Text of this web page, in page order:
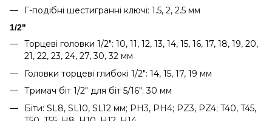
Г-подібні шестигранні ключі: 1.5, 2, 2.5 мм
1/2"
Торцеві головки 1/2": 10, 11, 12, 13, 14, 15, 16, 17, 18, 19, 20,
21, 22, 23, 24, 27, 30, 32 мм
Головки торцеві глибокі 1/2": 14, 15, 17, 19 мм
Тримач біт 1/2" для біт 5/16": 30 мм
Біти: SL8, SL10, SL12 мм; PH3, PH4; PZ3, PZ4; T40, T45,